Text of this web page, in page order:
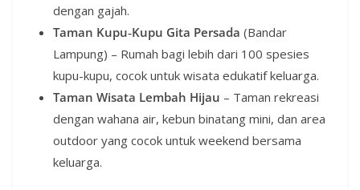
dengan gajah.
Taman Kupu‑Kupu Gita Persada (Bandar
Lampung) – Rumah bagi lebih dari 100 spesies
kupu-kupu, cocok untuk wisata edukatif keluarga.
Taman Wisata Lembah Hijau – Taman rekreasi
dengan wahana air, kebun binatang mini, dan area
outdoor yang cocok untuk weekend bersama
keluarga.